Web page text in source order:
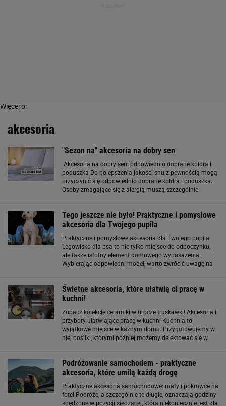
Więcej o:
akcesoria
"Sezon na" akcesoria na dobry sen
Akcesoria na dobry sen: odpowiednio dobrane kołdra i
poduszka Do polepszenia jakości snu z pewnością mogą
przyczynić się odpowiednio dobrane kołdra i poduszka.
Osoby zmagające się z alergią muszą szczególnie
Tego jeszcze nie było! Praktyczne i pomysłowe
akcesoria dla Twojego pupila
Praktyczne i pomysłowe akcesoria dla Twojego pupila
Legowisko dla psa to nie tylko miejsce do odpoczynku,
ale także istotny element domowego wyposażenia.
Wybierając odpowiedni model, warto zwrócić uwagę na
Świetne akcesoria, które ułatwią ci pracę w
kuchni!
Zobacz kolekcję ceramiki w urocze truskawki! Akcesoria i
przybory ułatwiające pracę w kuchni Kuchnia to
wyjątkowe miejsce w każdym domu. Przygotowujemy w
niej posiłki, którymi później możemy delektować się w
Podróżowanie samochodem - praktyczne
akcesoria, które umilą każdą drogę
Praktyczne akcesoria samochodowe: maty i pokrowce na
fotel Podróże, a szczególnie te długie, oznaczają godziny
spędzone w pozycji siedzącej, która niekoniecznie jest dla